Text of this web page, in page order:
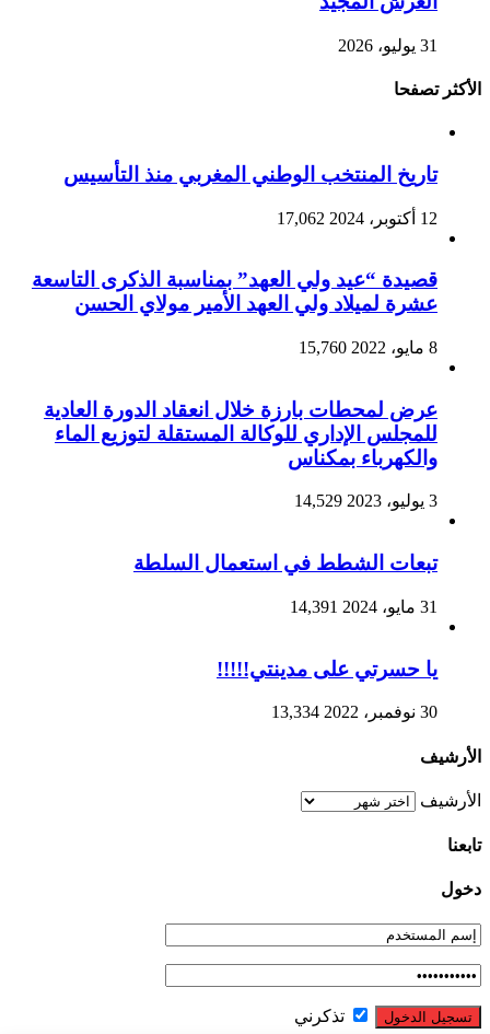
31 يوليو، 2026
الأكثر تصفحا
تاريخ المنتخب الوطني المغربي منذ التأسيس
12 أكتوبر، 2024 17,062
قصيدة “عيد ولي العهد” بمناسبة الذكرى التاسعة
عشرة لميلاد ولي العهد الأمير مولاي الحسن
8 مايو، 2022 15,760
عرض لمحطات بارزة خلال انعقاد الدورة العادية
للمجلس الإداري للوكالة المستقلة لتوزيع الماء
والكهرباء بمكناس
3 يوليو، 2023 14,529
تبعات الشطط في استعمال السلطة
31 مايو، 2024 14,391
يا حسرتي على مدينتي!!!!!
30 نوفمبر، 2022 13,334
الأرشيف
الأرشيف
تابعنا
دخول
تذكرني